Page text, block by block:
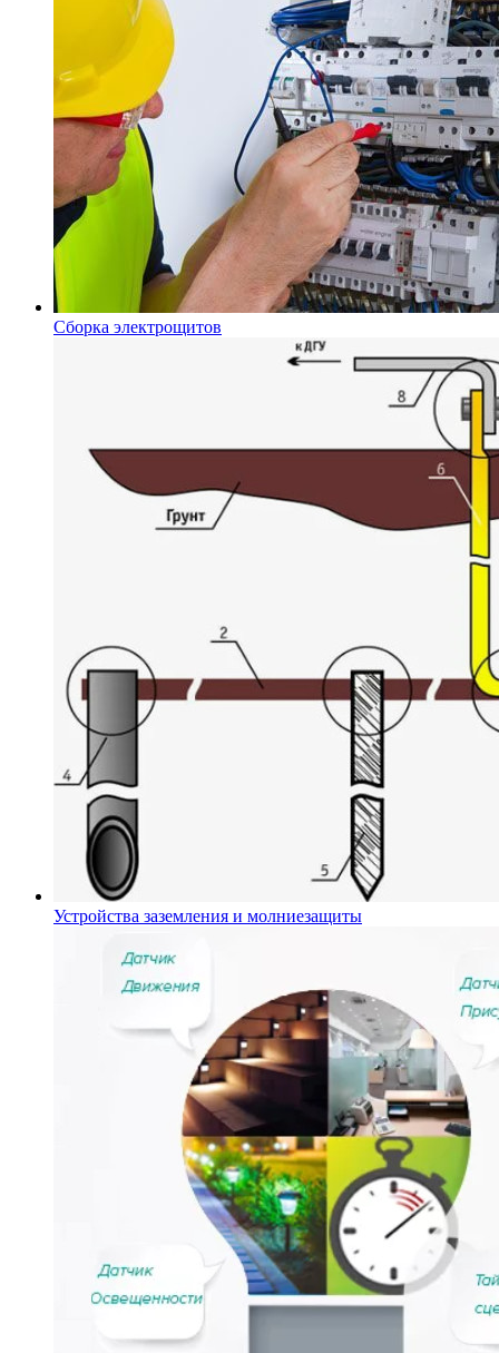
Сборка электрощитов
Устройства заземления и молниезащиты